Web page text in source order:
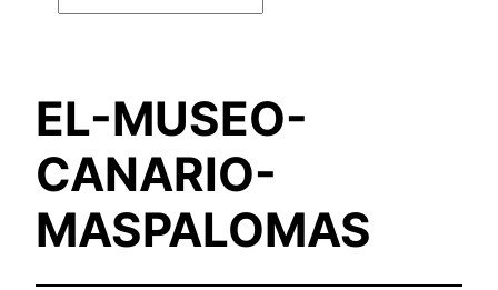
EL-MUSEO-
CANARIO-
MASPALOMAS